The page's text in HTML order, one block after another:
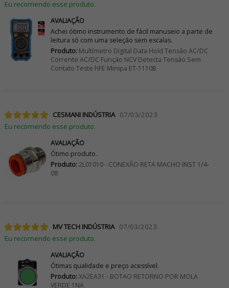
Eu recomendo esse produto.
AVALIAÇÃO
Achei ótimo instrumento de fácil manuseio a parte de
leitura só com uma seleção sem escalas.
Produto:Multímetro Digital Data Hold Tensão AC/DC
Corrente AC/DC Função NCV Detecta Tensão Sem
Contato Teste hFE Minipa ET-1110B
CESMANI INDÚSTRIA 07/03/2023
Eu recomendo esse produto.
AVALIAÇÃO
Ótimo produto.
Produto:2L01010 - CONEXÃO RETA MACHO INST 1/4-
08
MV TECH INDÚSTRIA 07/03/2023
Eu recomendo esse produto.
AVALIAÇÃO
Ótimas qualidade e preço acessível.
Produto:XA2EA31 - BOTAO RETORNO POR MOLA
VERDE 1NA